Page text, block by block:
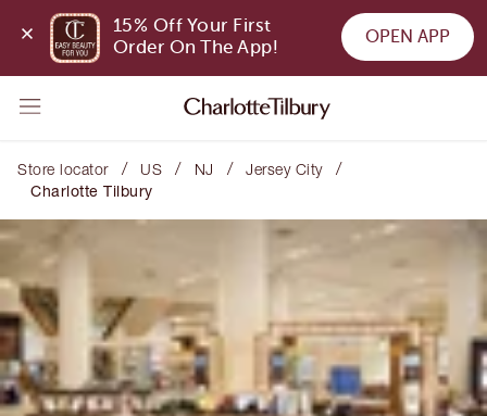
15% Off Your First
Order On The App!
OPEN APP
Store locator / US / NJ / Jersey City /
Charlotte Tilbury